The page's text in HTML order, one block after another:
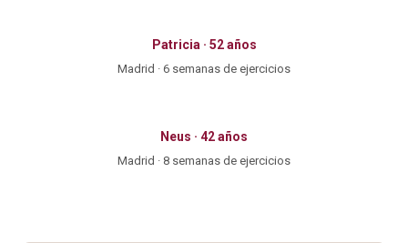
Patricia · 52 años
Madrid · 6 semanas de ejercicios
Neus · 42 años
Madrid · 8 semanas de ejercicios